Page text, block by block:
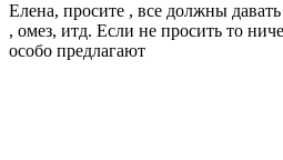
Елена, просите , все должны
, омез, итд. Если не просить то
особо предлагают